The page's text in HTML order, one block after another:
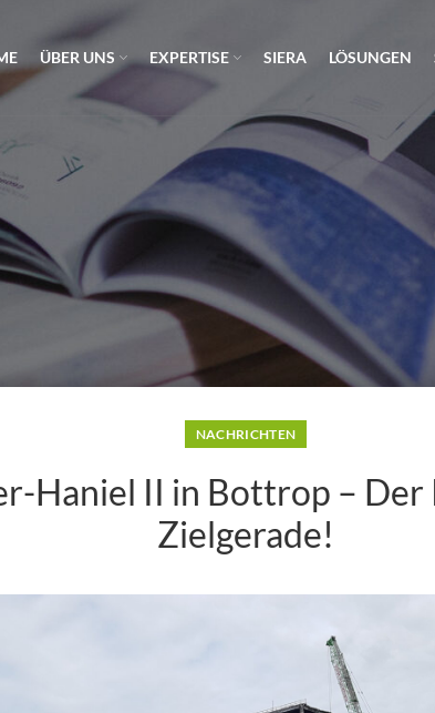
ÜBER UNS EXPERTISE SIERA LÖSUNGEN
NACHRICHTEN
Haniel II in Bottrop – Der
Zielgerade!